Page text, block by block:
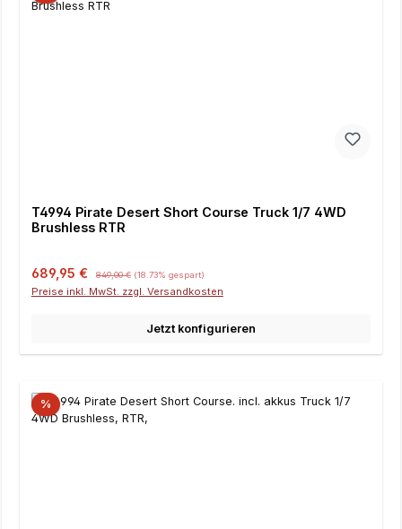
T4994 Pirate Desert Short Course Truck 1/7 4WD
Brushless RTR
Verkaufspreis:
689,95 € 849,00 € (18.73% gespart)
Preise inkl. MwSt. zzgl. Versandkosten
Jetzt konfigurieren
%